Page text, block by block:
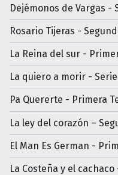
Dejémonos de Vargas -
Rosario Tijeras -
La Reina del sur -
La quiero a morir -
Pa Quererte - Primera
La ley del corazón –
El Man Es German -
La Costeña y el